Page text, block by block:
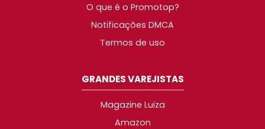
O que é o Promotop?
Notificações DMCA
Termos de uso
GRANDES VAREJISTAS
Magazine Luiza
Amazon